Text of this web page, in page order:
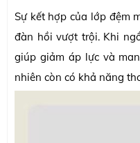
Sự kết hợp của lớp đệm
đàn hồi vượt trội. Khi
giúp giảm áp lực và
nhiên còn có khả năng